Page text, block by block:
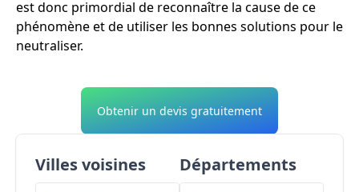
est donc primordial de reconnaître la cause de ce
phénomène et de utiliser les bonnes solutions pour le
neutraliser.
Obtenir un devis gratuitement
Villes voisines Départements